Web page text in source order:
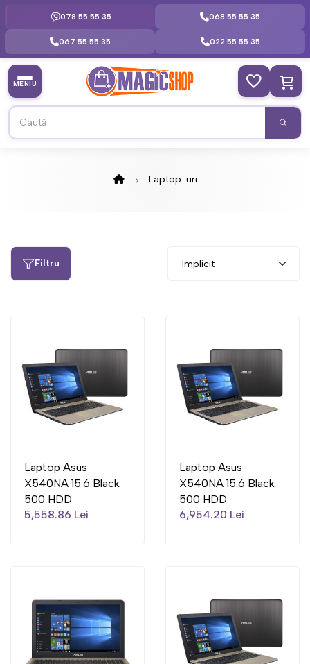
078 55 55 35 068 55 55 35
067 55 55 35 022 55 55 35
MENIU
Laptop-uri
Filtru
Laptop Asus
X540NA 15.6 Black
500 HDD
5,558.86 Lei
Laptop Asus
X540NA 15.6 Black
500 HDD
6,954.20 Lei